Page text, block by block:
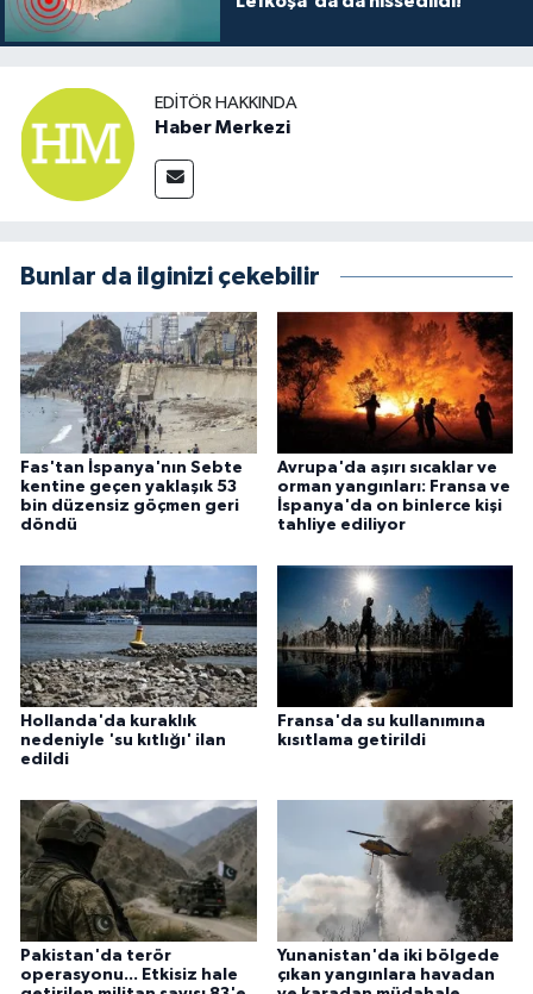
EDITÖR HAKKINDA
Haber Merkezi
Bunlar da ilginizi çekebilir
Fas'tan İspanya'nın Sebte
kentine geçen yaklaşık 53
bin düzensiz göçmen geri
döndü
Avrupa'da aşırı sıcaklar ve
orman yangınları: Fransa ve
İspanya'da on binlerce kişi
tahliye ediliyor
Hollanda'da kuraklık
nedeniyle 'su kıtlığı' ilan
edildi
Fransa'da su kullanımına
kısıtlama getirildi
Pakistan'da terör
operasyonu... Etkisiz hale
Yunanistan'da iki bölgede
çıkan yangınlara havadan